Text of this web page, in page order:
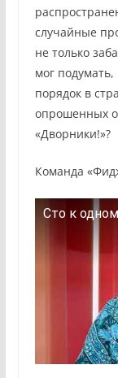
случайные
не только
мог
порядок в
опрошенных
«Дворники!»?
Команда
Сто к